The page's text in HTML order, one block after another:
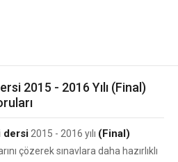
2015 - 2016 Yılı (Final)
dersi 2015 - 2016 yılı (Final)
çözerek sınavlara daha hazırlıklı